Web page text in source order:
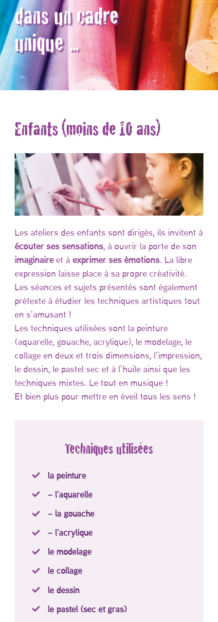
dans un cadre
unique ...
Enfants (moins de 10 ans)
Les ateliers des enfants sont dirigés, ils invitent à
écouter ses sensations, à ouvrir la porte de son
imaginaireet à exprimer ses émotions. La libre
expression laisse place à sa propre créativité.
Les séances et sujets présentés sont également
prétexte à étudier les techniques artistiques tout
en s’amusant !
Les techniques utilisées sont la peinture
(aquarelle, gouache, acrylique), le modelage, le
collage en deux et trois dimensions, l’impression,
le dessin, le pastel sec et à l’huile ainsi que les
techniques mixtes. Le tout en musique !
Et bien plus pour mettre en éveil tous les sens !
Techniques utilisées
la peinture
– l’aquarelle
– la gouache
– l’acrylique
le modelage
le collage
le dessin
le pastel (sec et gras)